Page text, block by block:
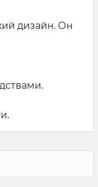
дизайн. Он